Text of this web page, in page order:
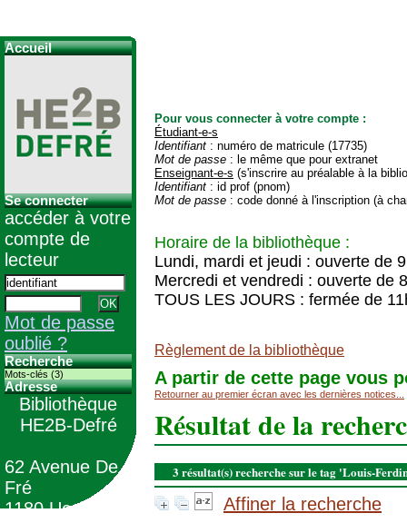
Pour vous connecter à votre compte :
Étudiant-e-s
Identifiant : numéro de matricule (17735)
Mot de passe : le même que pour extranet
Enseignant-e-s (s'inscrire au préalable à la
Identifiant : id prof (pnom)
Mot de passe : code donné à l'inscription (à
Horaire de la bibliothèque :
Lundi, mardi et jeudi : ouverte de
Mercredi et vendredi : ouverte de
TOUS LES JOURS : fermée de
Règlement de la bibliothèque
A partir de cette page vous
Retourner au premier écran avec les dernières notices...
Résultat de la
3 résultat(s) recherche sur le tag 'Louis-
Affiner la recherche
Accueil
Se connecter
accéder à votre
compte de
lecteur
Mot de passe
oublié ?
Recherche
Mots-clés (3)
Adresse
Bibliothèque
HE2B-Defré
62 Avenue De
Fré
1180 Uccle